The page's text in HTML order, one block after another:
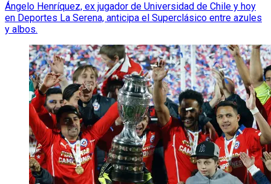
Ángelo Henríquez, ex jugador de Universidad de Chile y hoy
en Deportes La Serena, anticipa el Superclásico entre azules
y albos.